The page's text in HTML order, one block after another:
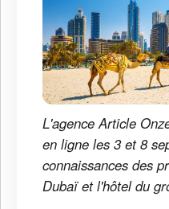
L'agence Article
en ligne les 3 et 8
connaissances des
Dubaï et l'hôtel du